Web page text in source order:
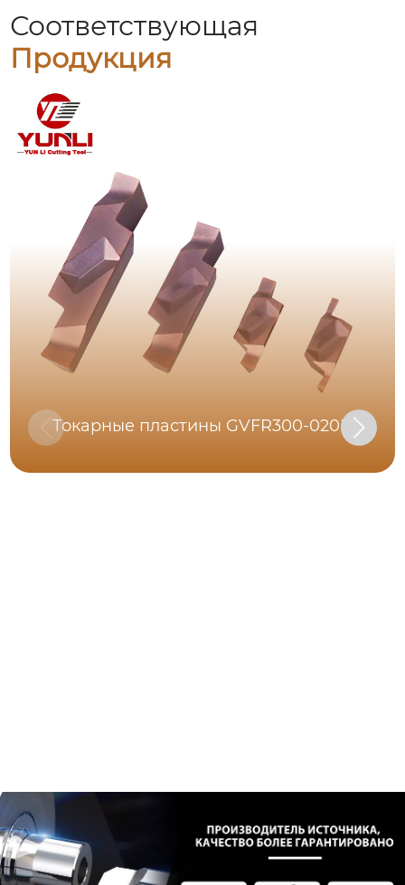
Соответствующая
Продукция
Токарные пластины GVFR300-020B